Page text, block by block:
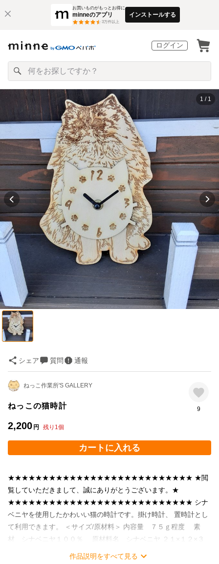
お買いものがもっとお得に
minneのアプリ
3万件以上
インストールする
ログイン
1 / 1
シェア 質問 通報
ねっこ作業所'S GALLERY
ねっこの猫時計
2,200 円 残り 1個
9
カートに入れる
★★★★★★★★★★★★★★★★★★★★★★★★★★★ ★閲
覧していただきまして、誠にありがとうございます。★
★★★★★★★★★★★★★★★★★★★★★★★★★★★ シナ
ベニヤを使用したかわいい猫の時計です。掛け時計、 置時計とし
て利用できます。 ＜サイズ/原材料＞ 内容量 ７５ｇ程度 素
材 シナベニヤ１００％ 原材料名 シナベニヤ ２１×１２×３
（ｃｍ） ※内容量（ｇ）については手作業が作成しているので若
作品説明をすべて見る